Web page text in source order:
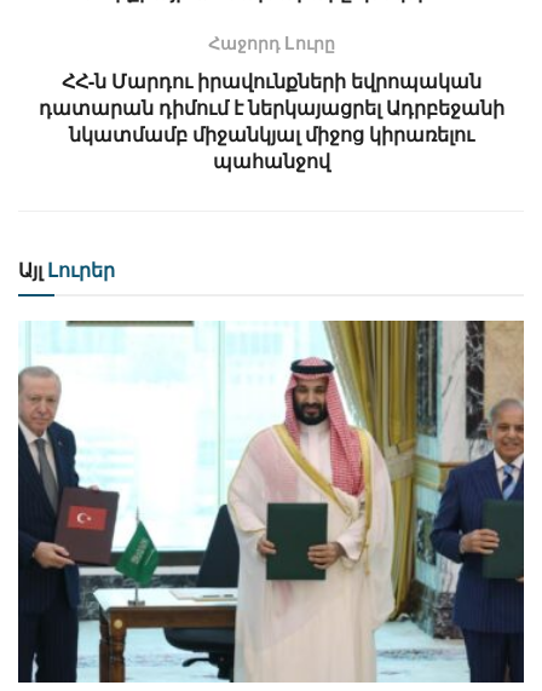
Հաջորդ Lուրը
ՀՀ-ն Մարդու իրավունքների եվրոպական
դատարան դիմում է ներկայացրել Ադրբեջանի
նկատմամբ միջանկյալ միջոց կիրառելու
պահանջով
Այլ Լուրեր